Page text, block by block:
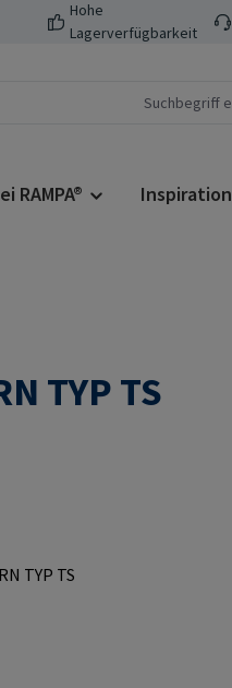
Hohe
Lagerverfügbarkeit
RAMPA® Inspiration
TYP TS